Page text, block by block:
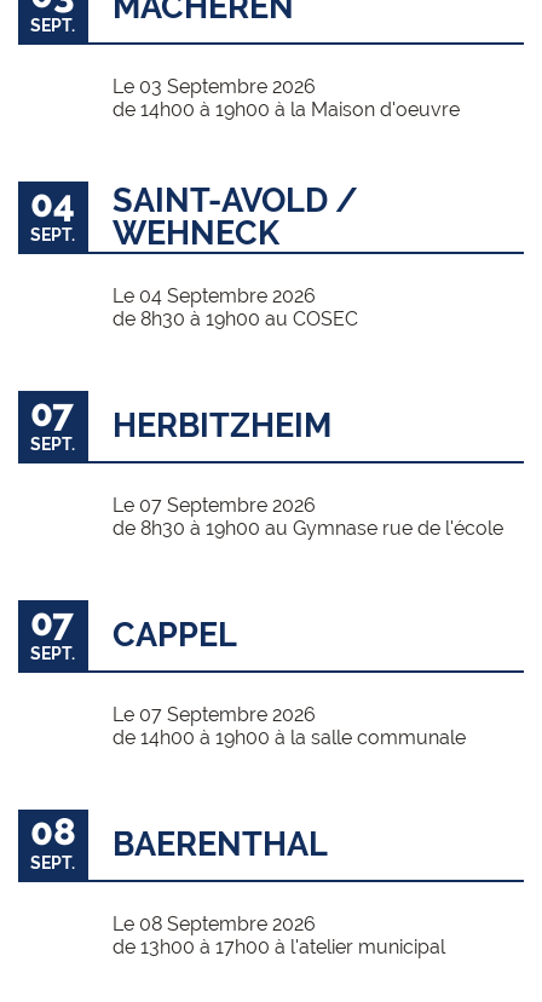
SEPT.
Le 03 Septembre 2026
de 14h00 à 19h00 à la Maison d'oeuvre
04
SEPT.
SAINT-AVOLD /
WEHNECK
Le 04 Septembre 2026
de 8h30 à 19h00 au COSEC
07
SEPT. HERBITZHEIM
Le 07 Septembre 2026
de 8h30 à 19h00 au Gymnase rue de l'école
07
SEPT. CAPPEL
Le 07 Septembre 2026
de 14h00 à 19h00 à la salle communale
08
SEPT. BAERENTHAL
Le 08 Septembre 2026
de 13h00 à 17h00 à l'atelier municipal